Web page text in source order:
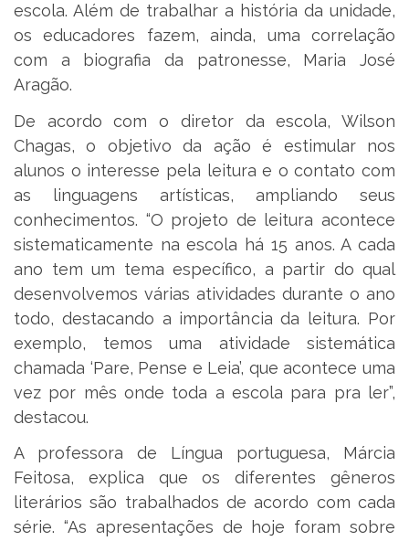
escola. Além de trabalhar a história da unidade,
os educadores fazem, ainda, uma correlação
com a biografia da patronesse, Maria José
Aragão.
De acordo com o diretor da escola, Wilson
Chagas, o objetivo da ação é estimular nos
alunos o interesse pela leitura e o contato com
as linguagens artísticas, ampliando seus
conhecimentos. “O projeto de leitura acontece
sistematicamente na escola há 15 anos. A cada
ano tem um tema específico, a partir do qual
desenvolvemos várias atividades durante o ano
todo, destacando a importância da leitura. Por
exemplo, temos uma atividade sistemática
chamada ‘Pare, Pense e Leia’, que acontece uma
vez por mês onde toda a escola para pra ler”,
destacou.
A professora de Língua portuguesa, Márcia
Feitosa, explica que os diferentes gêneros
literários são trabalhados de acordo com cada
série. “As apresentações de hoje foram sobre